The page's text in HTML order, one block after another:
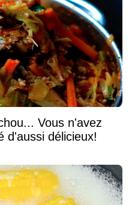
Vous n'avez
d'aussi délicieux!